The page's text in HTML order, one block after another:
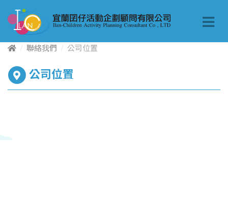
聯絡我們 公司位置
公司位置